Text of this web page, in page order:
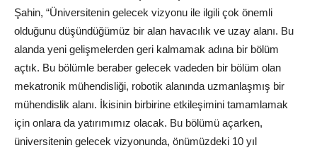
Şahin, “Üniversitenin gelecek vizyonu ile ilgili çok önemli
olduğunu düşündüğümüz bir alan havacılık ve uzay alanı. Bu
alanda yeni gelişmelerden geri kalmamak adına bir bölüm
açtık. Bu bölümle beraber gelecek vadeden bir bölüm olan
mekatronik mühendisliği, robotik alanında uzmanlaşmış bir
mühendislik alanı. İkisinin birbirine etkileşimini tamamlamak
için onlara da yatırımımız olacak. Bu bölümü açarken,
üniversitenin gelecek vizyonunda, önümüzdeki 10 yıl